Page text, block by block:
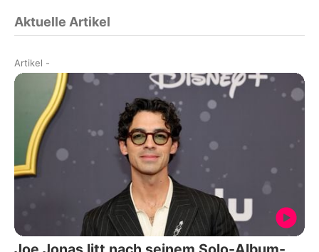
Aktuelle Artikel
Artikel -